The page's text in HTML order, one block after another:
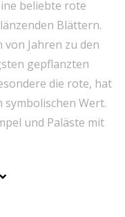
beliebte rote
Blättern.
Jahren zu den
gepflanzten
die rote, hat
Wert.
und Paläste mit